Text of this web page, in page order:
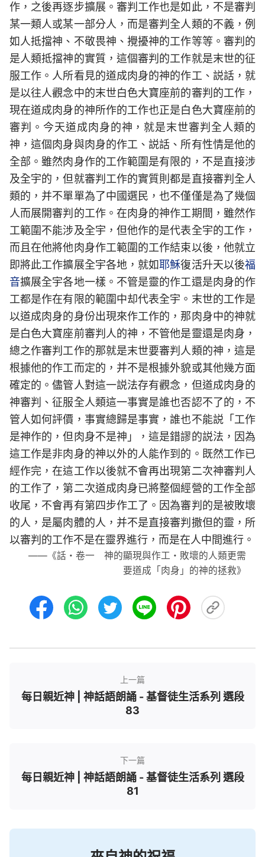
作，之後再逐步擴展。審判工作也是如此，不是審判
某一類人或某一部分人，而是審判全人類的不義，例
如人抵擋神、不敬畏神、攪擾神的工作等等。審判的
是人類抵擋神的實質，這個審判的工作就是末世的征
服工作。人所看見的道成肉身的神的作工、説話，就
是以往人觀念中的末世白色大寶座前的審判的工作，
現在道成肉身的神所作的工作也正是白色大寶座前的
審判。今天道成肉身的神，就是末世審判全人類的
神，這個肉身與肉身的作工、説話、所有性情是他的
全部。雖然肉身作的工作範圍是有限的，不是直接涉
及全宇的，但就審判工作的實質則都是直接審判全人
類的，并不單單為了中國選民，也不僅僅是為了幾個
人而展開審判的工作。在肉身的神作工期間，雖然作
工範圍不能涉及全宇，但他作的是代表全宇的工作，
而且在他將他肉身作工範圍的工作結束以後，他就立
即將此工作擴展全宇各地，就如耶穌復活升天以後福
音擴展全宇各地一樣。不管是靈的作工還是肉身的作
工都是作在有限的範圍中却代表全宇。末世的工作是
以道成肉身的身份出現來作工作的，那肉身中的神就
是白色大寶座前審判人的神，不管他是靈還是肉身，
總之作審判工作的那就是末世要審判人類的神，這是
根據他的作工而定的，并不是根據外貌或其他幾方面
確定的。儘管人對這一説法存有觀念，但道成肉身的
神審判、征服全人類這一事實是誰也否認不了的，不
管人如何評價，事實總歸是事實，誰也不能説「工作
是神作的，但肉身不是神」，這是錯謬的説法，因為
這工作是非肉身的神以外的人能作到的。既然工作已
經作完，在這工作以後就不會再出現第二次神審判人
的工作了，第二次道成肉身已將整個經營的工作全部
收尾，不會再有第四步作工了。因為審判的是被敗壞
的人，是屬肉體的人，并不是直接審判撒但的靈，所
以審判的工作不是在靈界進行，而是在人中間進行。
——《話・卷一 神的顯現與作工・敗壞的人類更需
要道成「肉身」的神的拯救》
上一篇
每日親近神 | 神話語朗誦 - 基督徒生活系列 選段
83
下一篇
每日親近神 | 神話語朗誦 - 基督徒生活系列 選段
81